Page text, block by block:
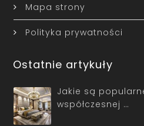
Mapa strony
Polityka prywatności
Ostatnie artykuły
Jakie są
współczesnej …